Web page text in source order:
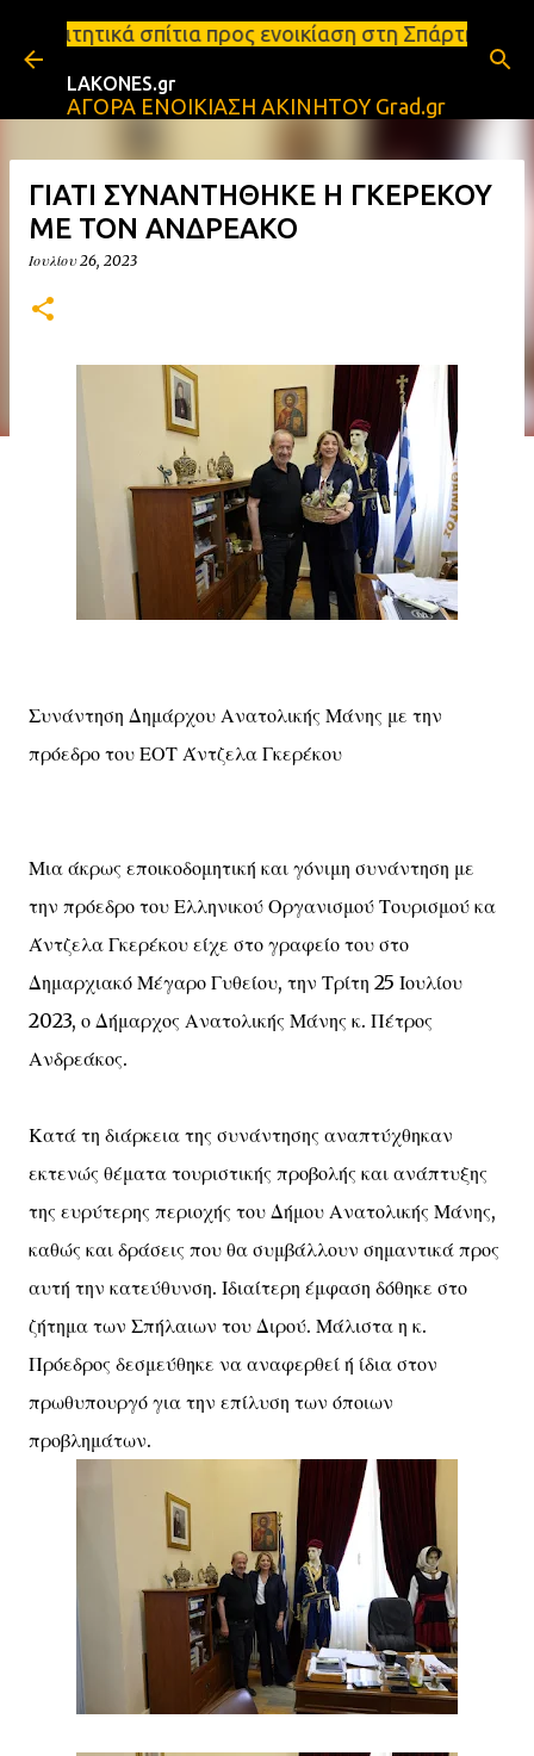
Μετάβαση στο κύριο περιεχόμενο
προς ενοικίαση στη Σπάρτη Ενοικιάσεις
LAKONES.gr
ΑΓΟΡΑ ΕΝΟΙΚΙΑΣΗ ΑΚΙΝΗΤΟΥ Grad.gr
ΓΙΑΤΙ ΣΥΝΑΝΤΗΘΗΚΕ Η ΓΚΕΡΕΚΟΥ
ΜΕ ΤΟΝ ΑΝΔΡΕΑΚΟ
Ιουλίου 26, 2023
Συνάντηση Δημάρχου Ανατολικής Μάνης με την
πρόεδρο του ΕΟΤ Άντζελα Γκερέκου
Μια άκρως εποικοδομητική και γόνιμη συνάντηση με
την πρόεδρο του Ελληνικού Οργανισμού Τουρισμού κα
Άντζελα Γκερέκου είχε στο γραφείο του στο
Δημαρχιακό Μέγαρο Γυθείου, την Τρίτη 25 Ιουλίου
2023, ο Δήμαρχος Ανατολικής Μάνης κ. Πέτρος
Ανδρεάκος.
Κατά τη διάρκεια της συνάντησης αναπτύχθηκαν
εκτενώς θέματα τουριστικής προβολής και ανάπτυξης
της ευρύτερης περιοχής του Δήμου Ανατολικής Μάνης,
καθώς και δράσεις που θα συμβάλλουν σημαντικά προς
αυτή την κατεύθυνση. Ιδιαίτερη έμφαση δόθηκε στο
ζήτημα των Σπήλαιων του Διρού. Μάλιστα η κ.
Πρόεδρος δεσμεύθηκε να αναφερθεί ή ίδια στον
πρωθυπουργό για την επίλυση των όποιων
προβλημάτων.